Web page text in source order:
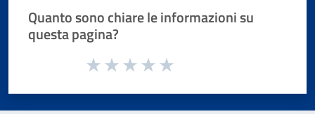
Quanto sono chiare le informazioni su
questa pagina?
Valuta da 1 a 5 stelle la pagina